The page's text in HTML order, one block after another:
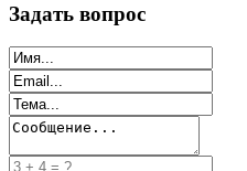
Задать вопрос